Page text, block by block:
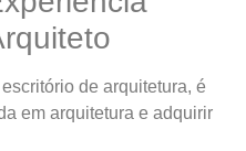
de arquitetura, é
em arquitetura e adquirir